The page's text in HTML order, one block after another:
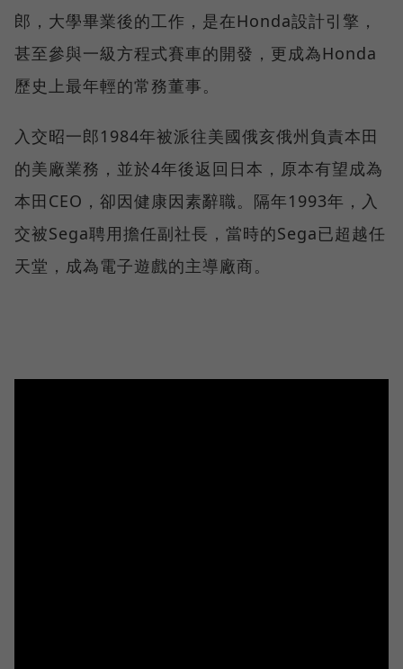
郎，大學畢業後的工作，是在Honda設計引擎，
甚至參與一級方程式賽車的開發，更成為Honda
歷史上最年輕的常務董事。
入交昭一郎1984年被派往美國俄亥俄州負責本田
的美廠業務，並於4年後返回日本，原本有望成為
本田CEO，卻因健康因素辭職。隔年1993年，入
交被Sega聘用擔任副社長，當時的Sega已超越任
天堂，成為電子遊戲的主導廠商。